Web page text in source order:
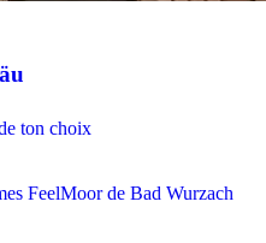
ton choix
FeelMoor de Bad Wurzach